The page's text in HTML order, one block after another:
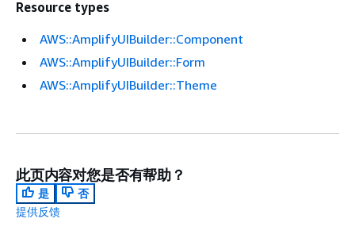
Resource types
AWS::AmplifyUIBuilder::Component
AWS::AmplifyUIBuilder::Form
AWS::AmplifyUIBuilder::Theme
此页内容对您是否有帮助？
是
否
提供反馈